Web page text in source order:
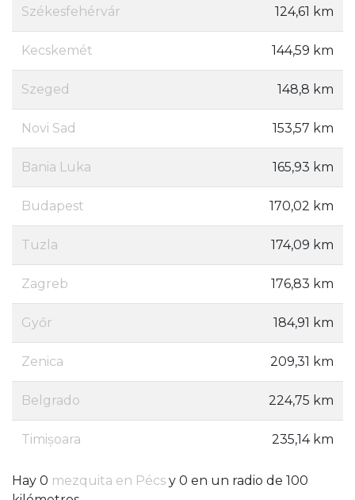
Székesfehérvár 124,61 km
Kecskemét 144,59 km
Szeged 148,8 km
Novi Sad 153,57 km
Bania Luka 165,93 km
Budapest 170,02 km
Tuzla 174,09 km
Zagreb 176,83 km
Győr 184,91 km
Zenica 209,31 km
Belgrado 224,75 km
Timișoara 235,14 km
Hay 0 mezquita en Pécs y 0 en un radio de 100